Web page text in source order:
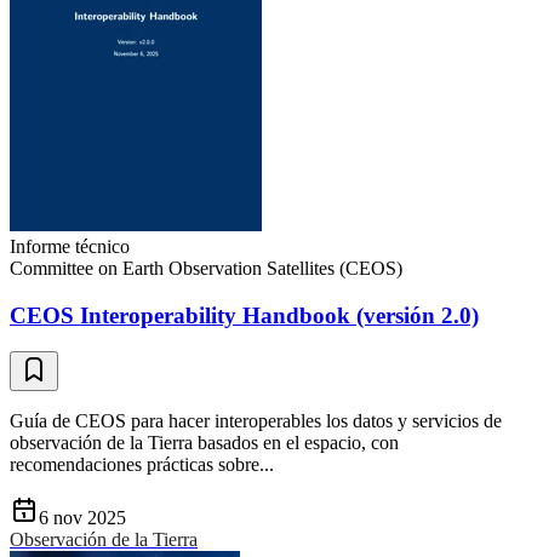
Informe técnico
Committee on Earth Observation Satellites (CEOS)
CEOS Interoperability Handbook (versión 2.0)
Guía de CEOS para hacer interoperables los datos y servicios de
observación de la Tierra basados en el espacio, con
recomendaciones prácticas sobre...
6 nov 2025
Observación de la Tierra